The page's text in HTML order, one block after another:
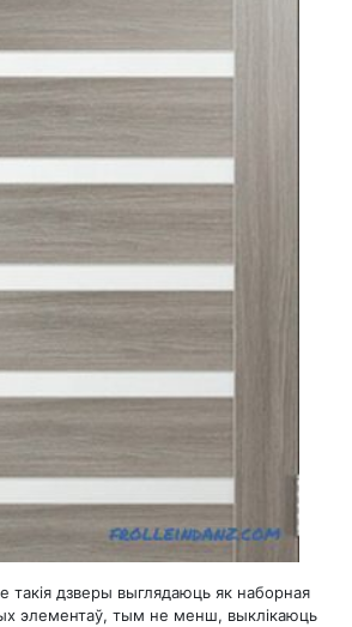
такія дзверы выглядаюць як наборная
элементаў, тым не менш, выклікаюць